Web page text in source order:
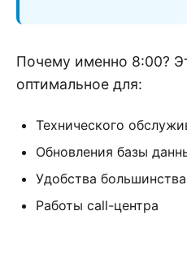
Почему именно 8:00?
оптимальное для:
Технического
Обновления базы
Удобства
Работы call-центра